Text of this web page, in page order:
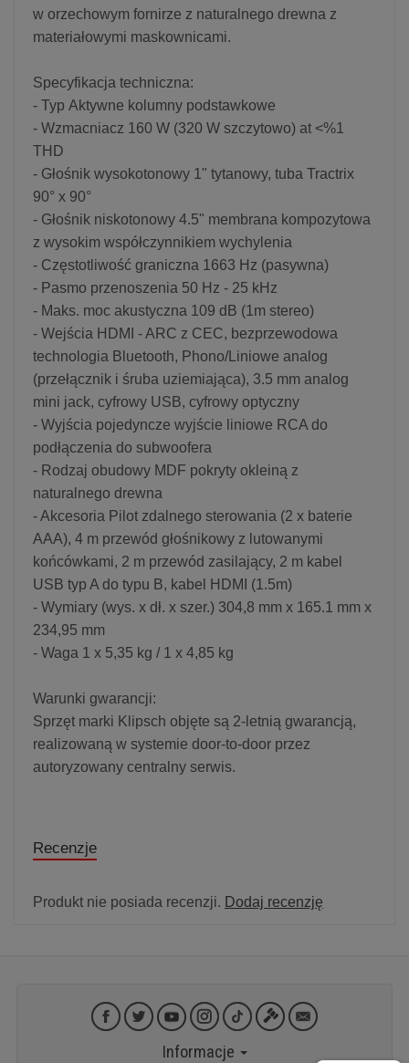
w orzechowym fornirze z naturalnego drewna z
materiałowymi maskownicami.
Specyfikacja techniczna:
- Typ Aktywne kolumny podstawkowe
- Wzmacniacz 160 W (320 W szczytowo) at <%1
THD
- Głośnik wysokotonowy 1" tytanowy, tuba Tractrix
90° x 90°
- Głośnik niskotonowy 4.5" membrana kompozytowa
z wysokim współczynnikiem wychylenia
- Częstotliwość graniczna 1663 Hz (pasywna)
- Pasmo przenoszenia 50 Hz - 25 kHz
- Maks. moc akustyczna 109 dB (1m stereo)
- Wejścia HDMI - ARC z CEC, bezprzewodowa
technologia Bluetooth, Phono/Liniowe analog
(przełącznik i śruba uziemiająca), 3.5 mm analog
mini jack, cyfrowy USB, cyfrowy optyczny
- Wyjścia pojedyncze wyjście liniowe RCA do
podłączenia do subwoofera
- Rodzaj obudowy MDF pokryty okleiną z
naturalnego drewna
- Akcesoria Pilot zdalnego sterowania (2 x baterie
AAA), 4 m przewód głośnikowy z lutowanymi
końcówkami, 2 m przewód zasilający, 2 m kabel
USB typ A do typu B, kabel HDMI (1.5m)
- Wymiary (wys. x dł. x szer.) 304,8 mm x 165.1 mm x
234,95 mm
- Waga 1 x 5,35 kg / 1 x 4,85 kg
Warunki gwarancji:
Sprzęt marki Klipsch objęte są 2-letnią gwarancją,
realizowaną w systemie door-to-door przez
autoryzowany centralny serwis.
Recenzje
Produkt nie posiada recenzji. Dodaj recenzję
Informacje